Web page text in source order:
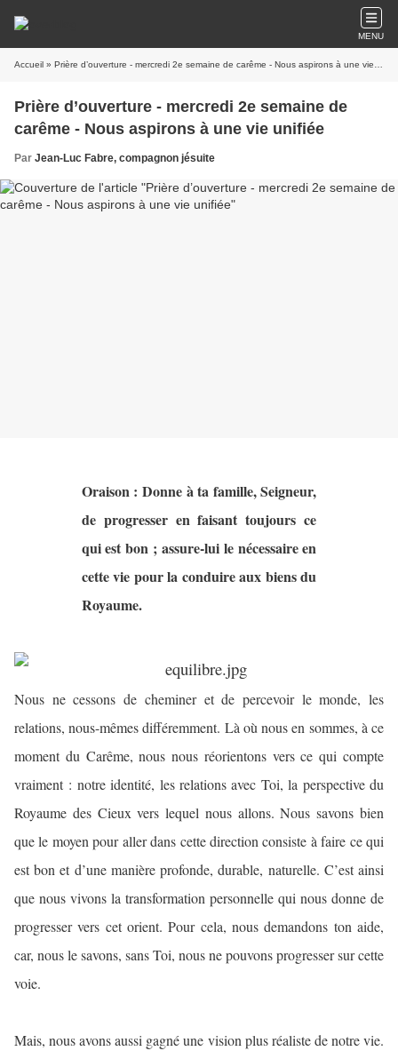
MENU
Accueil » Prière d’ouverture - mercredi 2e semaine de carême - Nous aspirons à une vie unifiée
Prière d’ouverture - mercredi 2e semaine de
carême - Nous aspirons à une vie unifiée
Par Jean-Luc Fabre, compagnon jésuite
Oraison : Donne à ta famille, Seigneur,
de progresser en faisant toujours ce
qui est bon ; assure-lui le nécessaire en
cette vie pour la conduire aux biens du
Royaume.
Nous ne cessons de cheminer et de percevoir le monde, les
relations, nous-mêmes différemment. Là où nous en sommes, à ce
moment du Carême, nous nous réorientons vers ce qui compte
vraiment : notre identité, les relations avec Toi, la perspective du
Royaume des Cieux vers lequel nous allons. Nous savons bien
que le moyen pour aller dans cette direction consiste à faire ce qui
est bon et d’une manière profonde, durable, naturelle. C’est ainsi
que nous vivons la transformation personnelle qui nous donne de
progresser vers cet orient. Pour cela, nous demandons ton aide,
car, nous le savons, sans Toi, nous ne pouvons progresser sur cette
voie.
Mais, nous avons aussi gagné une vision plus réaliste de notre vie.